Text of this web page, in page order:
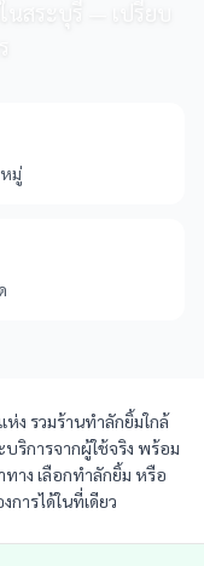
สระบุรี — เปรียบ
มู่
ง รวมร้านทำลักยิ้มใกล้
ริการจากผู้ใช้จริง พร้อม
าง เลือกทำลักยิ้ม หรือ
ารได้ในที่เดียว